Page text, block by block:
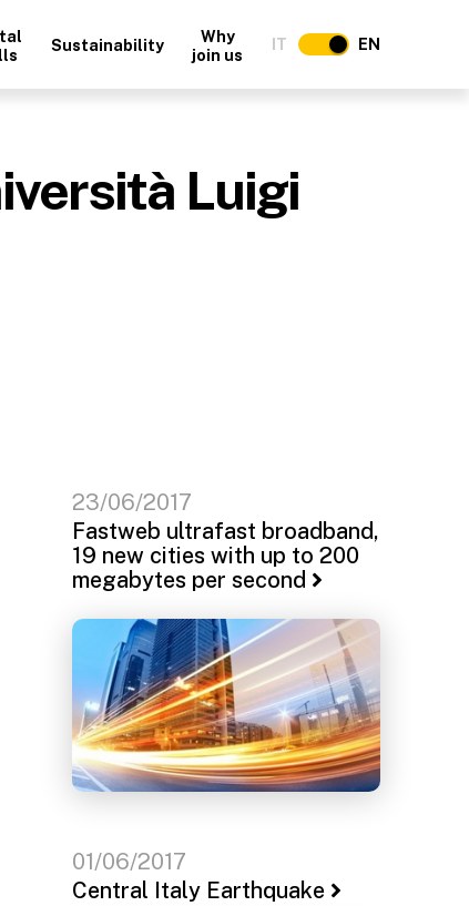
Sustainability
Why
join us
IT EN
Luigi
23/06/2017
Fastweb ultrafast broadband,
19 new cities with up to 200
megabytes per second
01/06/2017
Central Italy Earthquake